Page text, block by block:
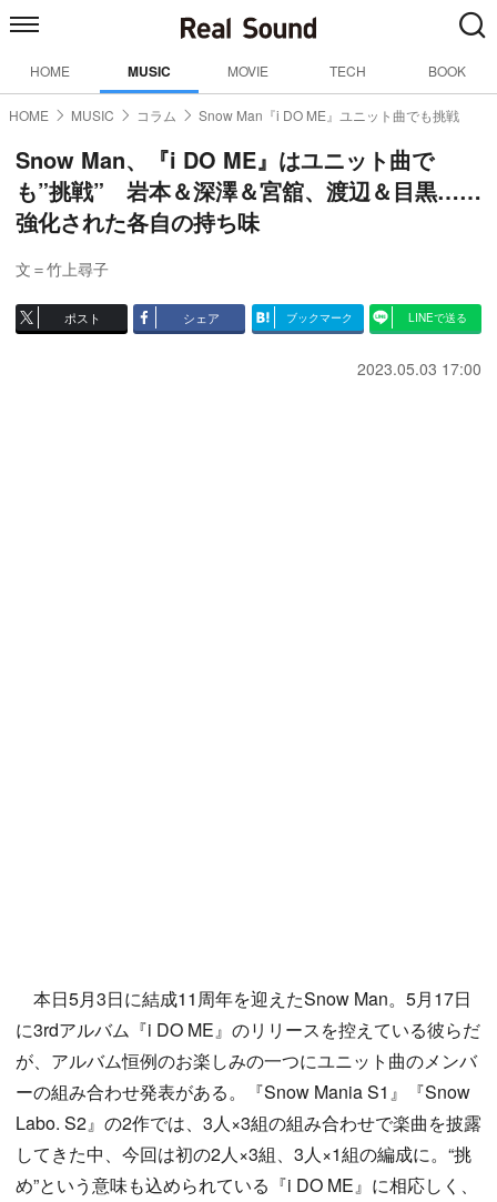
HOME MUSIC MOVIE TECH BOOK
HOME MUSIC コラム Snow Man『i DO ME』ユニット曲でも挑戦
Snow Man、『i DO ME』はユニット曲で
も”挑戦” 岩本＆深澤＆宮舘、渡辺＆目黒……
強化された各自の持ち味
文＝竹上尋子
ポスト シェア ブックマーク LINEで送る
2023.05.03 17:00
本日5月3日に結成11周年を迎えたSnow Man。5月17日
に3rdアルバム『i DO ME』のリリースを控えている彼らだ
が、アルバム恒例のお楽しみの一つにユニット曲のメンバ
ーの組み合わせ発表がある。『Snow Mania S1』『Snow
Labo. S2』の2作では、3人×3組の組み合わせで楽曲を披露
してきた中、今回は初の2人×3組、3人×1組の編成に。“挑
め”という意味も込められている『i DO ME』に相応しく、